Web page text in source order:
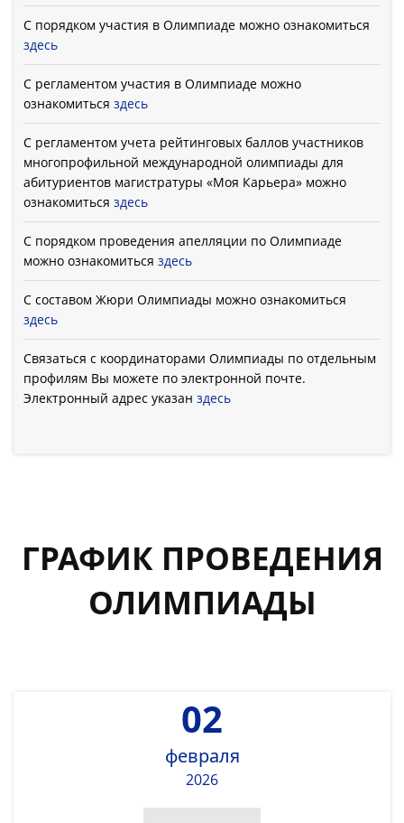
С порядком участия в Олимпиаде можно ознакомиться
здесь
С регламентом участия в Олимпиаде можно
ознакомиться здесь
С регламентом учета рейтинговых баллов участников
многопрофильной международной олимпиады для
абитуриентов магистратуры «Моя Карьера» можно
ознакомиться здесь
С порядком проведения апелляции по Олимпиаде
можно ознакомиться здесь
С составом Жюри Олимпиады можно ознакомиться
здесь
Связаться с координаторами Олимпиады по отдельным
профилям Вы можете по электронной почте.
Электронный адрес указан здесь
ГРАФИК ПРОВЕДЕНИЯ
ОЛИМПИАДЫ
02
февраля
2026